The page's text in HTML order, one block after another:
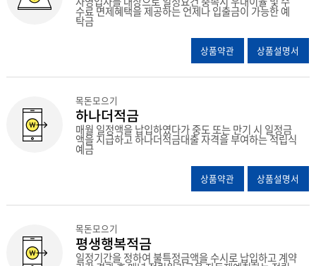
수료 면제혜택을 제공하는 언제나 입출금이 가능한 예
탁금
상품약관 상품설명서
목돈모으기
하나더적금
매월 일정액을 납입하였다가 중도 또는 만기 시 일정금
액을 지급하고 하나더적금대출 자격을 부여하는 적립식
예금
상품약관 상품설명서
목돈모으기
평생행복적금
일정기간을 정하여 불특정금액을 수시로 납입하고 계약